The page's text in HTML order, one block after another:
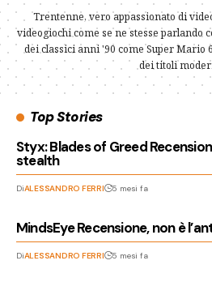
Trentenne, vero appassionato di
videogiochi come se ne stesse parlando
dei classici anni '90 come Super Mario
dei titoli
Top Stories
Styx: Blades of Greed
stealth
DiALESSANDRO FERRI 5 mesi fa
MindsEye Recensione, non è
DiALESSANDRO FERRI 5 mesi fa